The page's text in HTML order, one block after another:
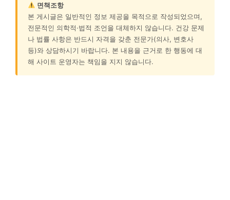
면책조항
본 게시글은 일반적인 정보 제공을 목적으로 작성되었으며,
전문적인 의학적·법적 조언을 대체하지 않습니다. 건강 문제
나 법률 사항은 반드시 자격을 갖춘 전문가(의사, 변호사
등)와 상담하시기 바랍니다. 본 내용을 근거로 한 행동에 대
해 사이트 운영자는 책임을 지지 않습니다.